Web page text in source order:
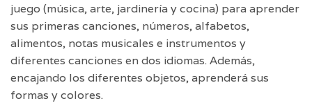
juego (música, arte, jardinería y cocina) para aprender
sus primeras canciones, números, alfabetos,
alimentos, notas musicales e instrumentos y
diferentes canciones en dos idiomas. Además,
encajando los diferentes objetos, aprenderá sus
formas y colores.